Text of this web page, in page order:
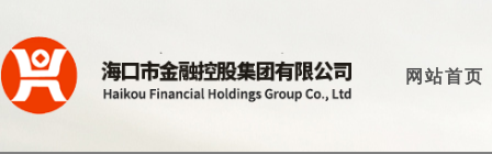
网站首页